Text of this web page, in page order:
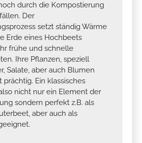
durch die Kompostierung
Der
setzt ständig Wärme
Erde eines Hochbeets
frühe und schnelle
Ihre Pflanzen, speziell
Salate, aber auch Blumen
Ein klassisches
nicht nur ein Element der
sondern perfekt z.B. als
aber auch als